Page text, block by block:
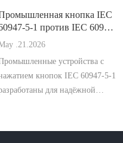
кнопка IEC
5-1 против IEC 60947-
5
.21.2026
устройства с
кнопок IEC 60947-5-1
для надёжной
международным